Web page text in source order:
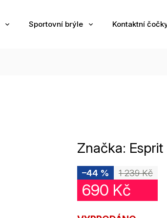
Sportovní brýle Kontaktní
Značka: Esprit
1 239 Kč
–44 %
690 Kč